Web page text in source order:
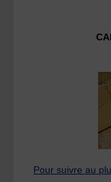
Pour suivre au